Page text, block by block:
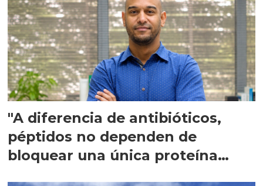
"A diferencia de antibióticos,
péptidos no dependen de
bloquear una única proteína